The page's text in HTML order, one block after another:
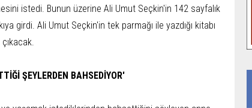
istedi. Bunun üzerine Ali Umut Seçkin'in 142 sayfalık
girdi. Ali Umut Seçkin'in tek parmağı ile yazdığı kitabı
ŞEYLERDEN BAHSEDİYOR'